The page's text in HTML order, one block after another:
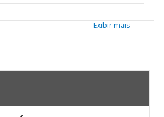
Exibir mais